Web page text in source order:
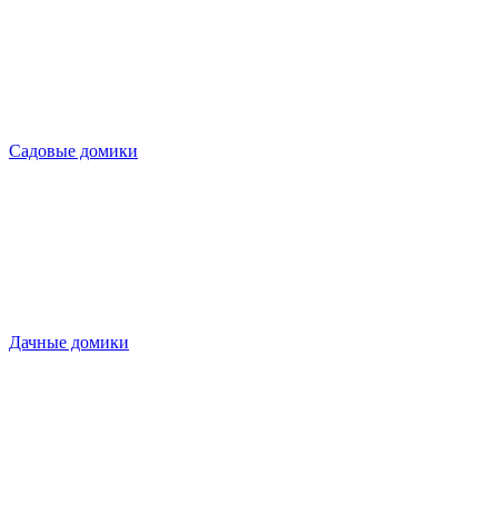
Садовые домики
Дачные домики